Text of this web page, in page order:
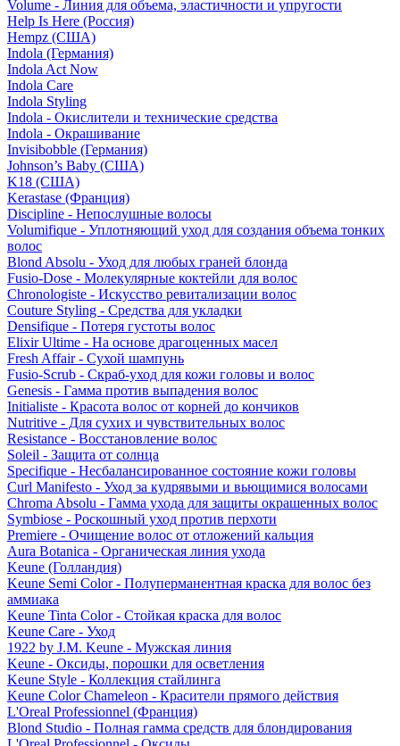
Volume - Линия для объема, эластичности и упругости
Help Is Here (Россия)
Hempz (США)
Indola (Германия)
Indola Act Now
Indola Care
Indola Styling
Indola - Окислители и технические средства
Indola - Окрашивание
Invisibobble (Германия)
Johnson’s Baby (США)
K18 (США)
Kerastase (Франция)
Discipline - Непослушные волосы
Volumifique - Уплотняющий уход для создания объема тонких
волос
Blond Absolu - Уход для любых граней блонда
Fusio-Dose - Молекулярные коктейли для волос
Chronologiste - Искусство ревитализации волос
Couture Styling - Средства для укладки
Densifique - Потеря густоты волос
Elixir Ultime - На основе драгоценных масел
Fresh Affair - Сухой шампунь
Fusio-Scrub - Скраб-уход для кожи головы и волос
Genesis - Гамма против выпадения волос
Initialiste - Красота волос от корней до кончиков
Nutritive - Для сухих и чувствительных волос
Resistance - Восстановление волос
Soleil - Защита от солнца
Specifique - Несбалансированное состояние кожи головы
Curl Manifesto - Уход за кудрявыми и вьющимися волосами
Chroma Absolu - Гамма ухода для защиты окрашенных волос
Symbiose - Роскошный уход против перхоти
Premiere - Очищение волос от отложений кальция
Aura Botanica - Органическая линия ухода
Keune (Голландия)
Keune Semi Color - Полуперманентная краска для волос без
аммиака
Keune Tinta Color - Стойкая краска для волос
Keune Care - Уход
1922 by J.M. Keune - Мужская линия
Keune - Оксиды, порошки для осветления
Keune Style - Коллекция стайлинга
Keune Color Chameleon - Красители прямого действия
L'Oreal Professionnel (Франция)
Blond Studio - Полная гамма средств для блондирования